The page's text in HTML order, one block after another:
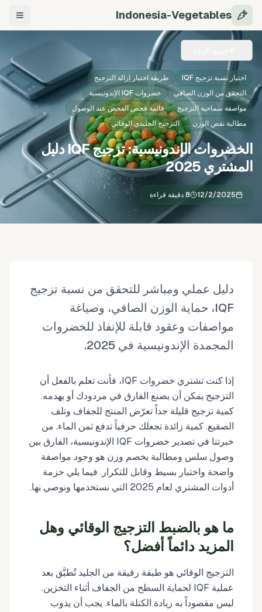
Indonesia-Vegetables التنقل
اختبار نسبة تزجيج IQF
طريقة اختبار إزالة التزجيج
التحقق من الوزن الصافي
خضروات IQF الإندونيسية
مواصفة سماحية التزجيج
قائمة فحص الفحص عند الوصول
مطالبة نقص الوزن
التزجيج الجليدي الوقائي
الخضروات الإندونيسية: تزجيج IQF دليل
المشتري 2025
12/2/2025 8 دقيقة قراءة
دليل عملي ومباشر للتحقق من نسبة تزجيج
IQF، حماية الوزن الصافي، وصياغة
مواصفات وعقود قابلة للإنفاذ للخضروات
المجمدة الإندونيسية في 2025.
إذا كنت تشتري خضروات IQF، فأنت تعلم بالفعل أن
التزجيج يمكن أن يصنع الفارق في مردودك أو يهدمه.
كمية تزجيج قليلة جداً تعرّض المنتج للجفاف وتلف
الصقيع. كمية زائدة تجعلك حرفياً تدفع ثمن الماء. من
خبرتنا في تصدير خضروات IQF الإندونيسية، الفارق بين
وصول سلس ومطالبة بخصم وزن هو وجود مواصفة
واضحة واختبار بسيط وقابل للتكرار. فيما يلي حزمة
أدوات المشتري لعام 2025 التي نستخدمها ونوصي بها.
ما هو بالضبط التزجيج الوقائي وهل
المزيد دائماً أفضل؟
التزجيج الوقائي هو طبقة رقيقة من الجليد تُطبَّق بعد
عملية IQF لحماية السطح من الجفاف أثناء التخزين.
ليس مقصوداً به زيادة الكتلة بالماء. يجب أن يذوب